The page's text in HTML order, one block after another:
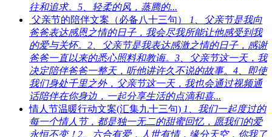
往和追求。5、轻柔的风，蒸腾的...
父亲节的陪伴文案（必备八十三句）
1、父亲节是我向
爸爸表达感恩之情的日子，我会尽我所能让他感受到我
的爱与关怀。2、父亲节是我表达感激之情的日子，感谢
爸爸一直以来的悉心照料和教诲。3、父亲节这一天，我
决定陪伴爸爸一整天，听他讲许久不说的故事。4、即使
我们身处千里之外，父亲节这一天，我也会通过视频通
话陪伴在你身边，一起分享生活的点滴和喜...
情人节温暖行动文案(汇集九十三句) 1、我们一起度过的
每一个情人节，都是独一无二的甜蜜回忆，愿我们的爱
永恒不变！2、六合有爱，人世有情，缘分天空，你我了